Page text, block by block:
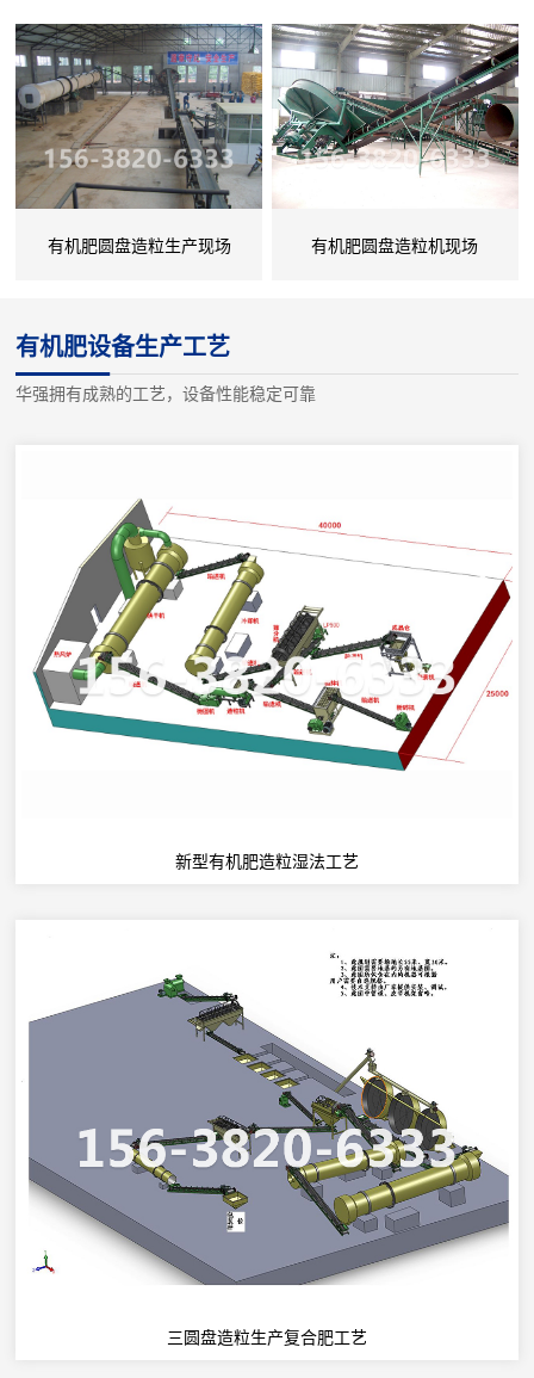
有机肥圆盘造粒生产现场 有机肥圆盘造粒机现场
有机肥设备生产工艺
华强拥有成熟的工艺，设备性能稳定可靠
新型有机肥造粒湿法工艺
三圆盘造粒生产复合肥工艺